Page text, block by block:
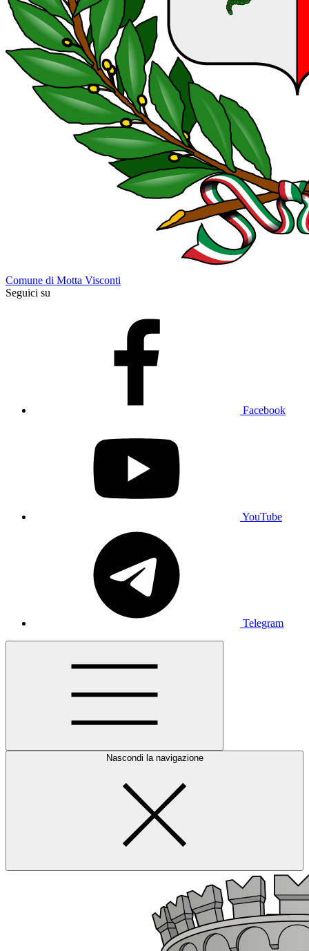
Comune di Motta Visconti
Seguici su
Facebook
YouTube
Telegram
Nascondi la navigazione